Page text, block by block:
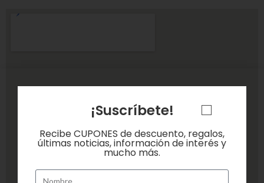
¡Suscríbete!
Recibe CUPONES de descuento, regalos,
últimas noticias, información de interés y
mucho más.